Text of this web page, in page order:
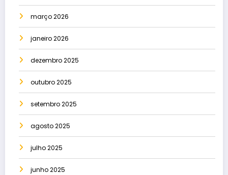
março 2026
janeiro 2026
dezembro 2025
outubro 2025
setembro 2025
agosto 2025
julho 2025
junho 2025